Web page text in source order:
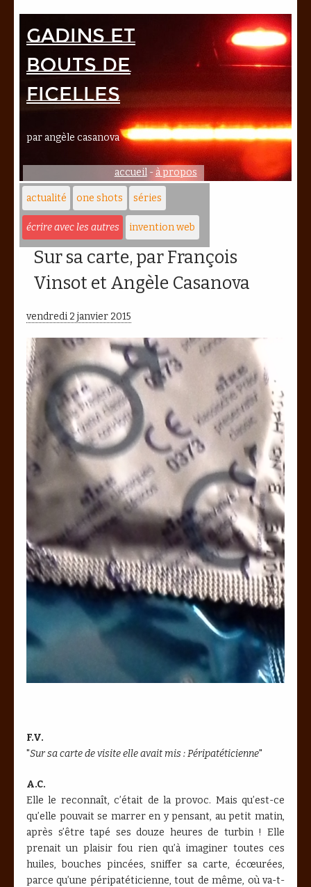
Gadins et
bouts de
ficelles
par angèle casanova
accueil-à propos
actualité one shots séries
écrire avec les autres invention web
Sur sa carte, par François
Vinsot et Angèle Casanova
vendredi 2 janvier 2015
F.V.
"Sur sa carte de visite elle avait mis : Péripatéticienne"
A.C.
Elle le reconnaît, c’était de la provoc. Mais qu’est-ce
qu’elle pouvait se marrer en y pensant, au petit matin,
après s’être tapé ses douze heures de turbin ! Elle
prenait un plaisir fou rien qu’à imaginer toutes ces
huiles, bouches pincées, sniffer sa carte, écœurées,
parce qu’une péripatéticienne, tout de même, où va-t-